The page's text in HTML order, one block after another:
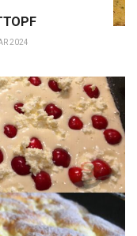
2024